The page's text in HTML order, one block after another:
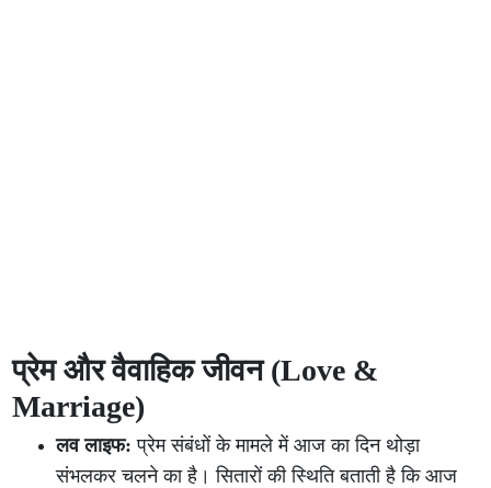
प्रेम और वैवाहिक जीवन (Love &
Marriage)
लव लाइफ: प्रेम संबंधों के मामले में आज का दिन थोड़ा
संभलकर चलने का है। सितारों की स्थिति बताती है कि आज